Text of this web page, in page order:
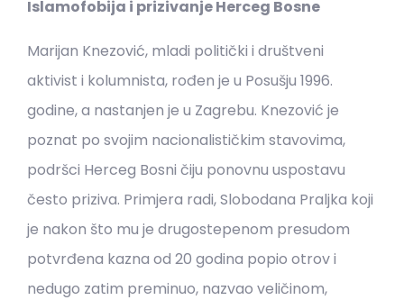
Islamofobija i prizivanje Herceg Bosne
Marijan Knezović, mladi politički i društveni
aktivist i kolumnista, rođen je u Posušju 1996.
godine, a nastanjen je u Zagrebu. Knezović je
poznat po svojim nacionalističkim stavovima,
podršci Herceg Bosni čiju ponovnu uspostavu
često priziva. Primjera radi, Slobodana Praljka koji
je nakon što mu je drugostepenom presudom
potvrđena kazna od 20 godina popio otrov i
nedugo zatim preminuo, nazvao veličinom,